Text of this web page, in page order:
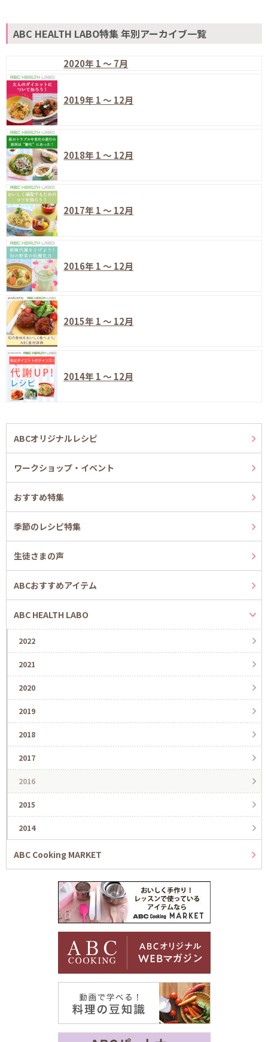
ABC HEALTH LABO特集 年別アーカイブ一覧
2020年 1 ～ 7月
2019年 1 ～ 12月
2018年 1 ～ 12月
2017年 1 ～ 12月
2016年 1 ～ 12月
2015年 1 ～ 12月
2014年 1 ～ 12月
ABCオリジナルレシピ
ワークショップ・イベント
おすすめ特集
季節のレシピ特集
生徒さまの声
ABCおすすめアイテム
ABC HEALTH LABO
2022
2021
2020
2019
2018
2017
2016
2015
2014
ABC Cooking MARKET